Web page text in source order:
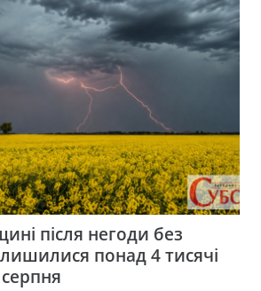
після негоди без
понад 4 тисячі